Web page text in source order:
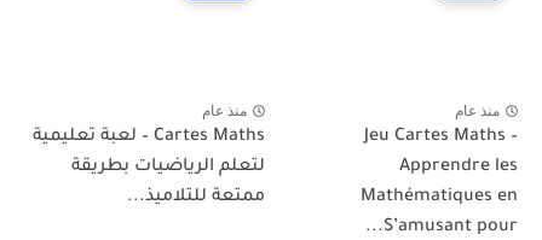
منذ عام
Jeu Cartes Maths –
Apprendre les
Mathématiques en
S’amusant pour...
منذ عام
Cartes Maths – لعبة تعليمية
لتعلم الرياضيات بطريقة
ممتعة للتلاميذ...